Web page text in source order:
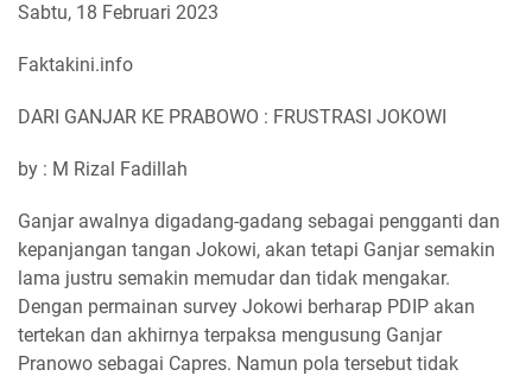
Sabtu, 18 Februari 2023
Faktakini.info
DARI GANJAR KE PRABOWO : FRUSTRASI JOKOWI
by : M Rizal Fadillah
Ganjar awalnya digadang-gadang sebagai pengganti dan
kepanjangan tangan Jokowi, akan tetapi Ganjar semakin
lama justru semakin memudar dan tidak mengakar.
Dengan permainan survey Jokowi berharap PDIP akan
tertekan dan akhirnya terpaksa mengusung Ganjar
Pranowo sebagai Capres. Namun pola tersebut tidak